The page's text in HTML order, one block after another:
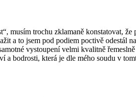
musím trochu zklamaně konstatovat, že
a to jsem pod podiem poctivě odestál
vystoupení velmi kvalitně
bodrosti, která je dle mého soudu v